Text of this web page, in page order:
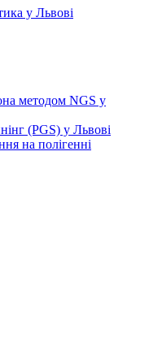
у Львові
методом NGS у
(PGS) у Львові
на полігенні